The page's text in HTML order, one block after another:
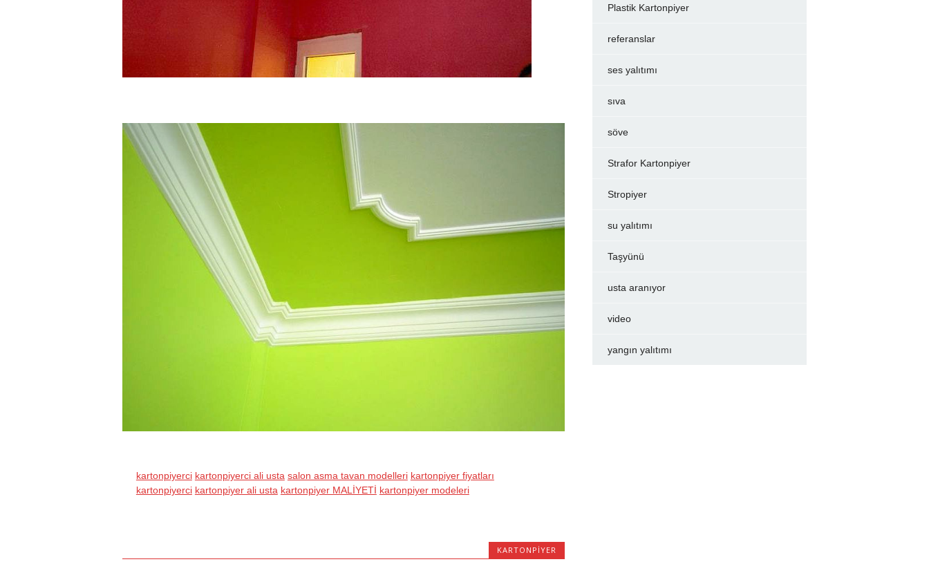
kartonpiyerci kartonpiyerci ali usta salon asma tavan modelleri kartonpiyer fiyatları
kartonpiyerci kartonpiyer ali usta kartonpiyer MALİYETİ kartonpiyer modeleri
KARTONPIYER
Plastik Kartonpiyer
referanslar
ses yalıtımı
sıva
söve
Strafor Kartonpiyer
Stropiyer
su yalıtımı
Taşyünü
usta aranıyor
video
yangın yalıtımı